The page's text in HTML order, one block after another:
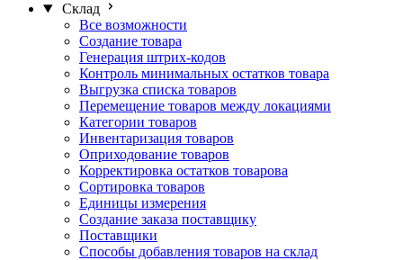
Склад
Все возможности
Создание товара
Генерация штрих-кодов
Контроль минимальных остатков товара
Выгрузка списка товаров
Перемещение товаров между локациями
Категории товаров
Инвентаризация товаров
Оприходование товаров
Корректировка остатков товарова
Сортировка товаров
Единицы измерения
Создание заказа поставщику
Поставщики
Способы добавления товаров на склад